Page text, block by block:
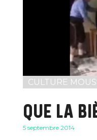
CULTURE
QUE LA
5 septembre 2014